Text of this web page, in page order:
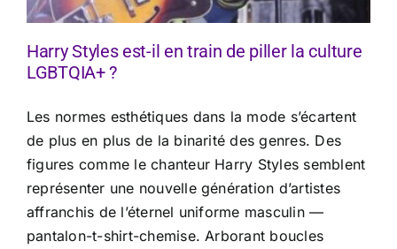
Harry Styles est-il en train de piller la culture
LGBTQIA+ ?
Les normes esthétiques dans la mode s’écartent
de plus en plus de la binarité des genres. Des
figures comme le chanteur Harry Styles semblent
représenter une nouvelle génération d’artistes
affranchis de l’éternel uniforme masculin —
pantalon-t-shirt-chemise. Arborant boucles